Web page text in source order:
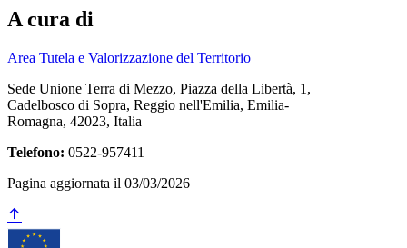
A cura di
Area Tutela e Valorizzazione del Territorio
Sede Unione Terra di Mezzo, Piazza della Libertà, 1,
Cadelbosco di Sopra, Reggio nell'Emilia, Emilia-
Romagna, 42023, Italia
Telefono: 0522-957411
Pagina aggiornata il 03/03/2026